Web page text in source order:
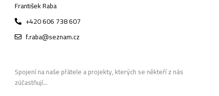
František Raba
+420 606 738 607
f.raba@seznam.cz
Spojení na naše přátele a projekty, kterých se někteří z nás
zúčastňují...